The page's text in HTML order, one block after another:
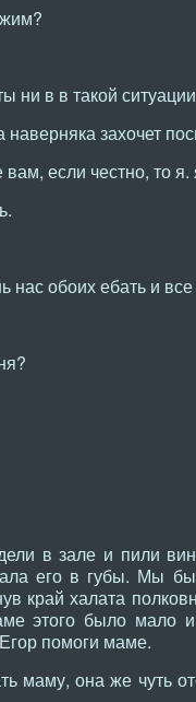
ни в в такой
захочет
если честно, то
нас обоих ебать и
в зале и пили
его в губы. Мы
край халата
этого было мало и
помоги маме.
маму, она же чуть